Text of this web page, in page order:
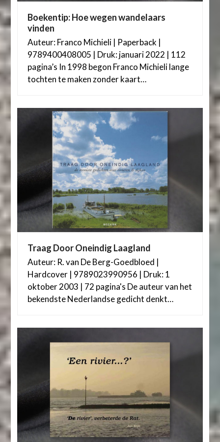
Boekentip: Hoe wegen wandelaars
vinden
Auteur: Franco Michieli | Paperback |
9789400408005 | Druk: januari 2022 | 112
pagina’s In 1998 begon Franco Michieli lange
tochten te maken zonder kaart…
Traag Door Oneindig Laagland
Auteur: R. van De Berg-Goedbloed |
Hardcover | 9789023990956 | Druk: 1
oktober 2003 | 72 pagina's De auteur van het
bekendste Nederlandse gedicht denkt…